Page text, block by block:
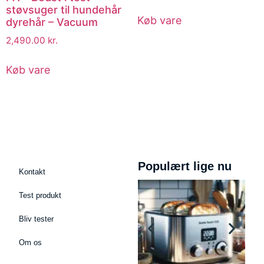
støvsuger til hundehår
dyrehår – Vacuum
2,490.00 kr.
Køb vare
Køb vare
Kontakt
Test produkt
Bliv tester
Om os
Populært lige nu